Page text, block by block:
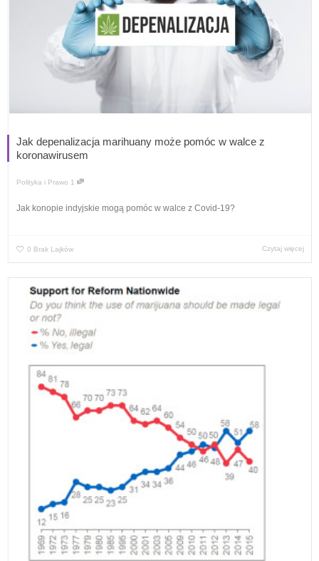
Jak depenalizacja marihuany może pomóc w walce z
koronawirusem
Polityka i Prawo 1
Jak konopie indyjskie mogą pomóc w walce z Covid-19?
0 Brak Lajków Czytaj więcej